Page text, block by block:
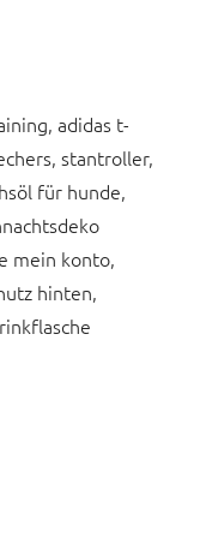
adidas t-
stantroller,
für hunde,
mein konto,
hinten,